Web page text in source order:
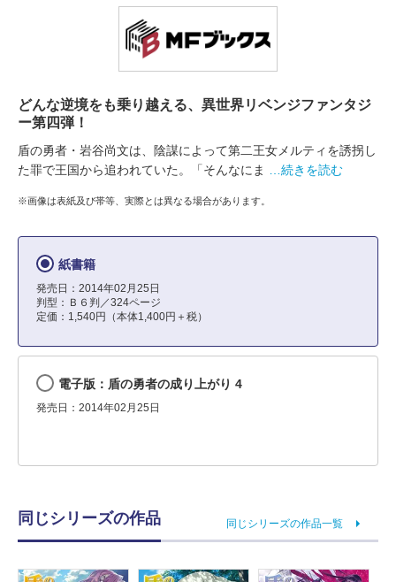
どんな逆境をも乗り越える、異世界リベンジファンタジ
ー第四弾！
盾の勇者・岩谷尚文は、陰謀によって第二王女メルティを誘拐し
た罪で王国から追われていた。「そんなにま
…続きを読む
※画像は表紙及び帯等、実際とは異なる場合があります。
紙書籍
発売日：2014年02月25日
判型：Ｂ６判／324ページ
定価：1,540円（本体1,400円＋税）
電子版：盾の勇者の成り上がり 4
発売日：2014年02月25日
同じシリーズの作品 同じシリーズの作品一覧